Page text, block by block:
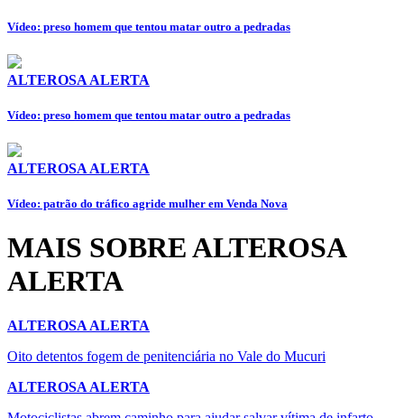
Vídeo: preso homem que tentou matar outro a pedradas
ALTEROSA ALERTA
Vídeo: preso homem que tentou matar outro a pedradas
ALTEROSA ALERTA
Vídeo: patrão do tráfico agride mulher em Venda Nova
MAIS SOBRE ALTEROSA
ALERTA
ALTEROSA ALERTA
Oito detentos fogem de penitenciária no Vale do Mucuri
ALTEROSA ALERTA